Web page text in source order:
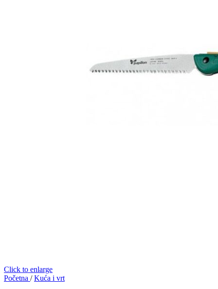
Click to enlarge
Početna / Kuća i vrt